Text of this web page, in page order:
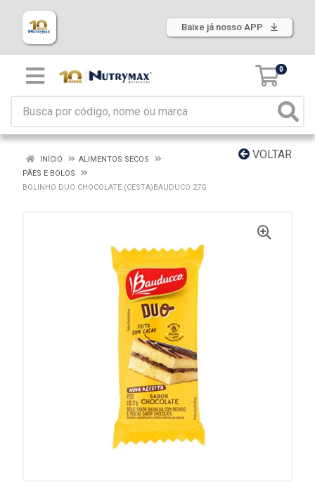
Baixe já nosso APP
0
VOLTAR
INÍCIO
ALIMENTOS SECOS
PÃES E BOLOS
BOLINHO DUO CHOCOLATE (CESTA)BAUDUCO 27G